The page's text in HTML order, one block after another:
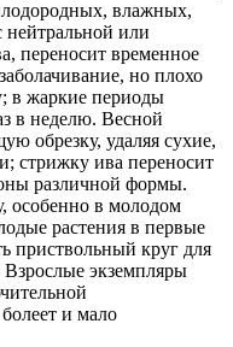
влажных,
или
переносит временное
но плохо
в жаркие периоды
в неделю. Весной
обрезку, удаляя сухие,
стрижку ива переносит
различной формы.
особенно в молодом
растения в первые
приствольный круг для
экземпляры
и мало